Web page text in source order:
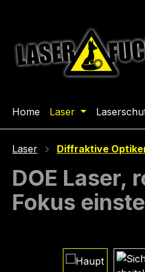
Home Laser
Laser Diffraktive
DOE Laser,
Fokus
Bildergalerie überspringen